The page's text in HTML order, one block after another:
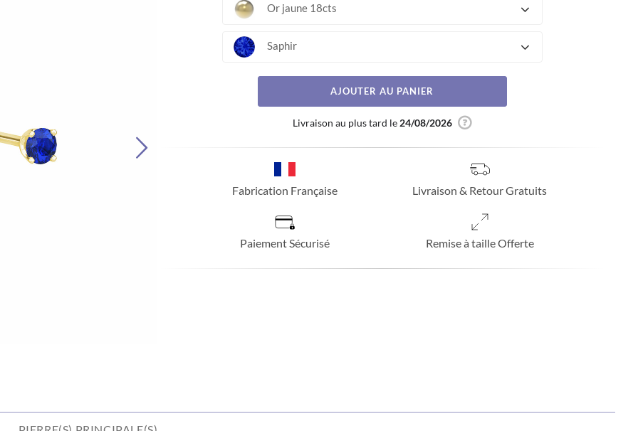
Or jaune 18cts
Saphir
AJOUTER AU PANIER
Livraison au plus tard le 24/08/2026
Fabrication Française Livraison & Retour Gratuits
Paiement Sécurisé Remise à taille Offerte